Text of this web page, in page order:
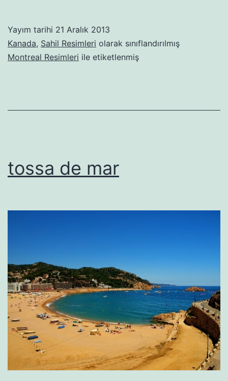
Yayım tarihi 21 Aralık 2013
Kanada, Sahil Resimleri olarak sınıflandırılmış
Montreal Resimleri ile etiketlenmiş
tossa de mar